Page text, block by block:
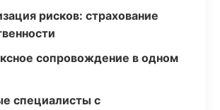
рисков: страхование
сопровождение в одном
специалисты с